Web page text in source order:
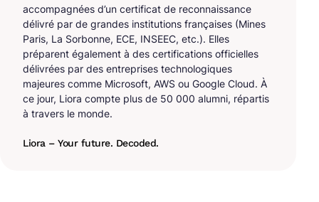
accompagnées d’un certificat de reconnaissance
délivré par de grandes institutions françaises (Mines
Paris, La Sorbonne, ECE, INSEEC, etc.). Elles
préparent également à des certifications officielles
délivrées par des entreprises technologiques
majeures comme Microsoft, AWS ou Google Cloud. À
ce jour, Liora compte plus de 50 000 alumni, répartis
à travers le monde.
Liora – Your future. Decoded.